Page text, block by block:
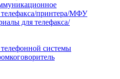
телефакса/принтера/МФУ
для телефакса/
системы